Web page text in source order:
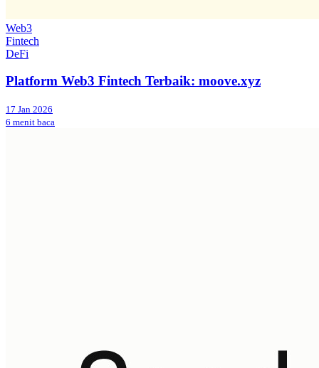
Web3
Fintech
DeFi
Platform Web3 Fintech Terbaik: moove.xyz
17 Jan 2026
6 menit baca